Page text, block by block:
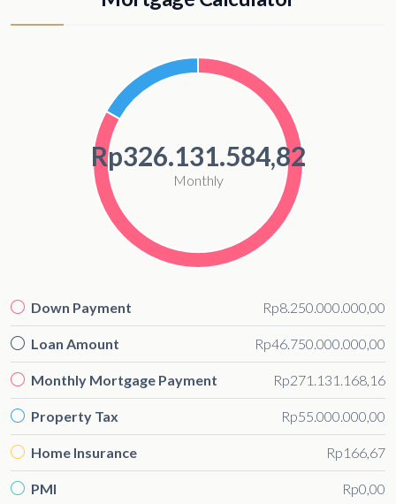
Rp326.131.584,82
Monthly
Down Payment Rp8.250.000.000,00
Loan Amount Rp46.750.000.000,00
Monthly Mortgage Payment Rp271.131.168,16
Property Tax Rp55.000.000,00
Home Insurance Rp166,67
PMI Rp0,00